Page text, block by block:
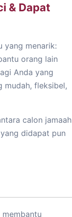
& Dapat
yang menarik:
orang lain
Anda yang
mudah, fleksibel,
calon jamaah
yang didapat pun